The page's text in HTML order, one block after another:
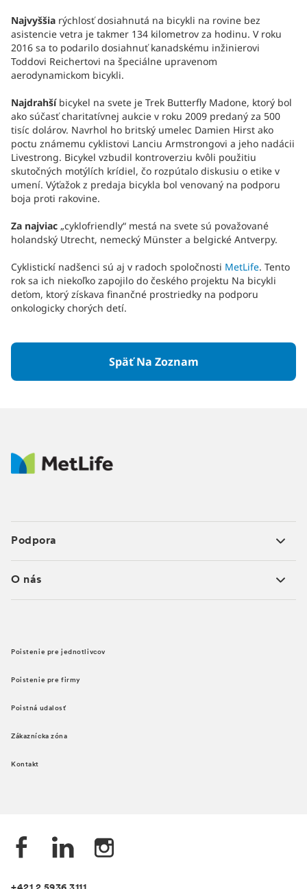
Najvyššia rýchlosť dosiahnutá na bicykli na rovine bez
asistencie vetra je takmer 134 kilometrov za hodinu. V roku
2016 sa to podarilo dosiahnuť kanadskému inžinierovi
Toddovi Reichertovi na špeciálne upravenom
aerodynamickom bicykli.
Najdrahší bicykel na svete je Trek Butterfly Madone, ktorý bol
ako súčasť charitatívnej aukcie v roku 2009 predaný za 500
tisíc dolárov. Navrhol ho britský umelec Damien Hirst ako
poctu známemu cyklistovi Lanciu Armstrongovi a jeho nadácii
Livestrong. Bicykel vzbudil kontroverziu kvôli použitiu
skutočných motýlích krídiel, čo rozpútalo diskusiu o etike v
umení. Výťažok z predaja bicykla bol venovaný na podporu
boja proti rakovine.
Za najviac „cyklofriendly“ mestá na svete sú považované
holandský Utrecht, nemecký Münster a belgické Antverpy.
Cyklistickí nadšenci sú aj v radoch spoločnosti MetLife. Tento
rok sa ich niekoľko zapojilo do českého projektu Na bicykli
deťom, ktorý získava finančné prostriedky na podporu
onkologicky chorých detí.
Späť Na Zoznam
Podpora
O nás
Poistenie pre jednotlivcov
Poistenie pre firmy
Poistná udalosť
Zákaznícka zóna
Kontakt